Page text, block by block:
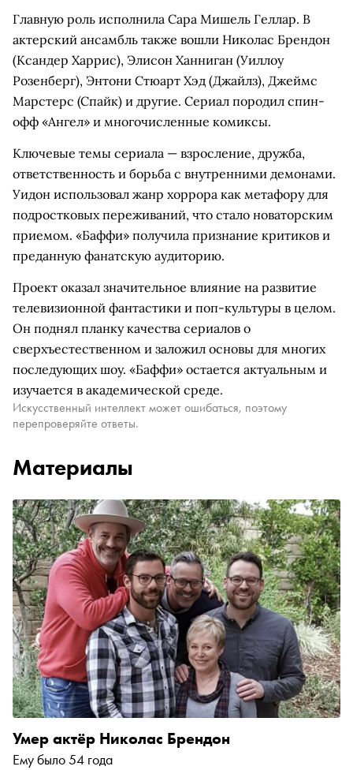
Главную роль исполнила Сара Мишель Геллар. В
актерский ансамбль также вошли Николас Брендон
(Ксандер Харрис), Элисон Ханниган (Уиллоу
Розенберг), Энтони Стюарт Хэд (Джайлз), Джеймс
Марстерс (Спайк) и другие. Сериал породил спин-
офф «Ангел» и многочисленные комиксы.
Ключевые темы сериала — взросление, дружба,
ответственность и борьба с внутренними демонами.
Уидон использовал жанр хоррора как метафору для
подростковых переживаний, что стало новаторским
приемом. «Баффи» получила признание критиков и
преданную фанатскую аудиторию.
Проект оказал значительное влияние на развитие
телевизионной фантастики и поп-культуры в целом.
Он поднял планку качества сериалов о
сверхъестественном и заложил основы для многих
последующих шоу. «Баффи» остается актуальным и
изучается в академической среде.
Искусственный интеллект может ошибаться, поэтому
перепроверяйте ответы.
Материалы
Умер актёр Николас Брендон
Ему было 54 года